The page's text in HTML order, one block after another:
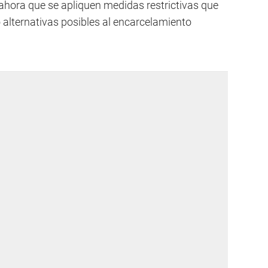
que se apliquen medidas restrictivas que
posibles al encarcelamiento